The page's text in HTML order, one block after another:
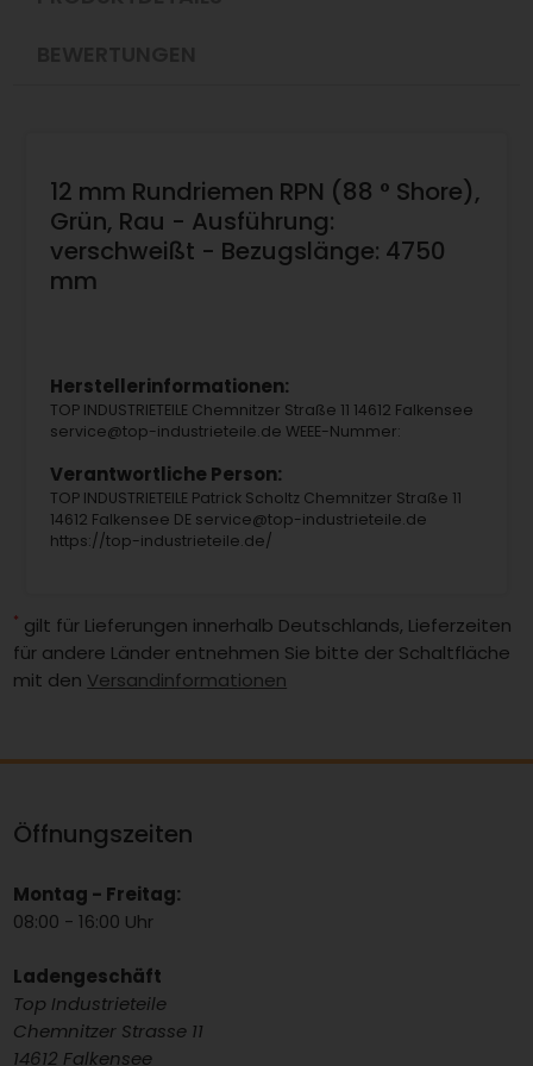
12 mm Rundriemen RPN (88 ° Shore),
Grün, Rau - Ausführung:
verschweißt - Bezugslänge: 4750
mm
Herstellerinformationen:
TOP INDUSTRIETEILE Chemnitzer Straße 11 14612 Falkensee
service@top-industrieteile.de WEEE-Nummer:
Verantwortliche Person:
TOP INDUSTRIETEILE Patrick Scholtz Chemnitzer Straße 11
14612 Falkensee DE service@top-industrieteile.de
https://top-industrieteile.de/
* gilt für Lieferungen innerhalb Deutschlands, Lieferzeiten
für andere Länder entnehmen Sie bitte der Schaltfläche
mit den Versandinformationen
Öffnungszeiten
Montag - Freitag:
08:00 - 16:00 Uhr
Ladengeschäft
Top Industrieteile
Chemnitzer Strasse 11
14612 Falkensee